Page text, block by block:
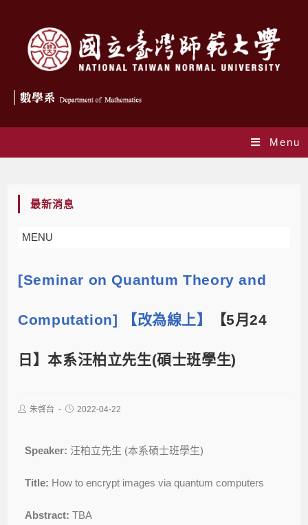
Menu
最新消息
MENU
[Seminar on Quantum Theory and
Computation] 【改為線上】 【5月24
日】本系汪柏立先生(碩士班學生)
朱啓台 2022-04-22
Speaker: 汪柏立先生 (本系碩士班學生)
Title: How to encrypt images via quantum computers
Abstract: TBA